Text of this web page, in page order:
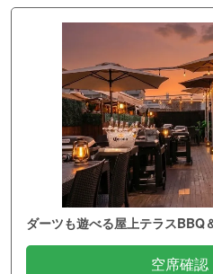
ダーツも遊べる屋上テラスBBQ
空席確認